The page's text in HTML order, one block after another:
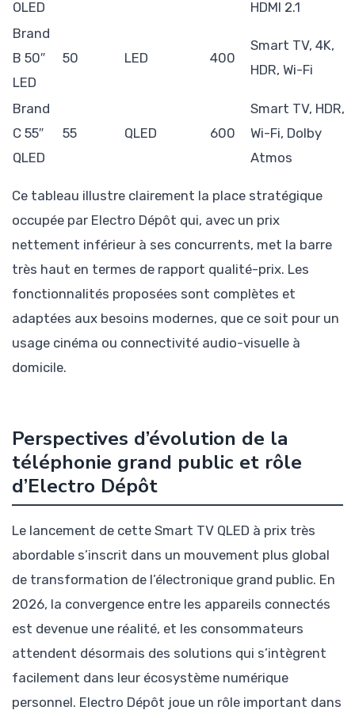
OLED
HDMI 2.1
Brand
B 50″
LED
50 LED 400
Smart TV, 4K,
HDR, Wi-Fi
Brand
C 55″
QLED
55 QLED 600
Smart TV, HDR,
Wi-Fi, Dolby
Atmos
Ce tableau illustre clairement la place stratégique
occupée par Electro Dépôt qui, avec un prix
nettement inférieur à ses concurrents, met la barre
très haut en termes de rapport qualité-prix. Les
fonctionnalités proposées sont complètes et
adaptées aux besoins modernes, que ce soit pour un
usage cinéma ou connectivité audio-visuelle à
domicile.
Perspectives d’évolution de la
téléphonie grand public et rôle
d’Electro Dépôt
Le lancement de cette Smart TV QLED à prix très
abordable s’inscrit dans un mouvement plus global
de transformation de l’électronique grand public. En
2026, la convergence entre les appareils connectés
est devenue une réalité, et les consommateurs
attendent désormais des solutions qui s’intègrent
facilement dans leur écosystème numérique
personnel. Electro Dépôt joue un rôle important dans